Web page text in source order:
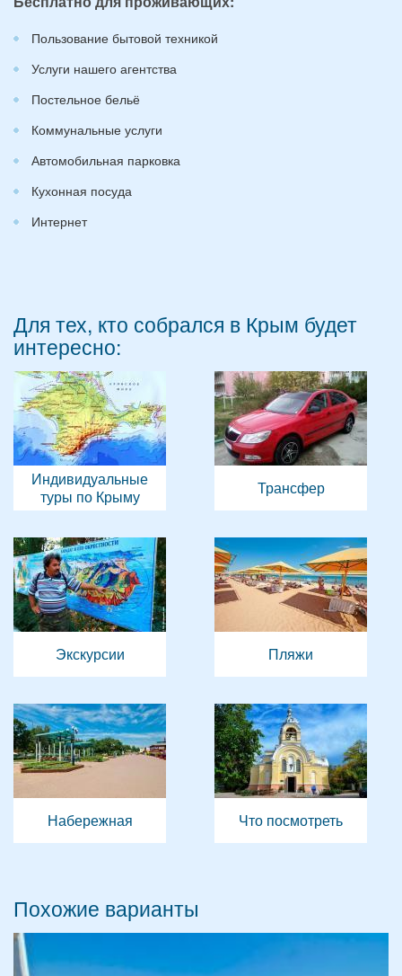
Пользование бытовой техникой
Услуги нашего агентства
Постельное бельё
Коммунальные услуги
Автомобильная парковка
Кухонная посуда
Интернет
Для тех, кто собрался в Крым будет
интересно:
Индивидуальные
туры по Крыму
Трансфер
Экскурсии Пляжи
Набережная Что посмотреть
Похожие варианты